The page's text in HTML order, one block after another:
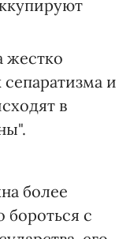
жестко
и
в
более
с